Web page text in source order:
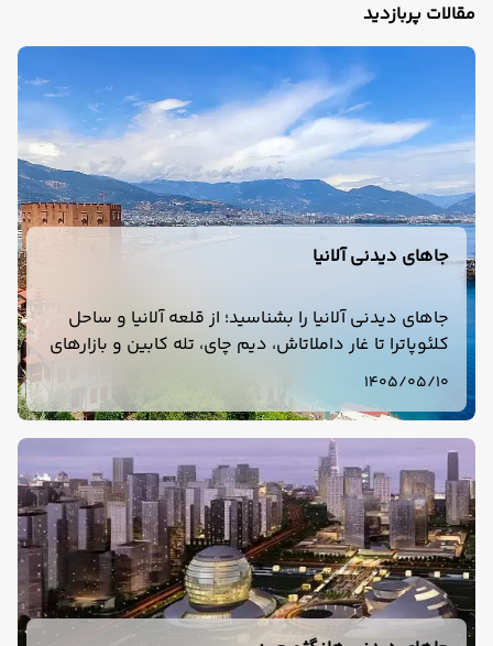
مقالات پربازدید
جاهای دیدنی آلانیا
جاهای دیدنی آلانیا را بشناسید؛ از قلعه آلانیا و ساحل
کلئوپاترا تا غار داملاتاش، دیم چای، تله کابین و بازارهای
محلی. راهنمای کامل بازدید از جاذبه‌های آلانیا
1405/05/10